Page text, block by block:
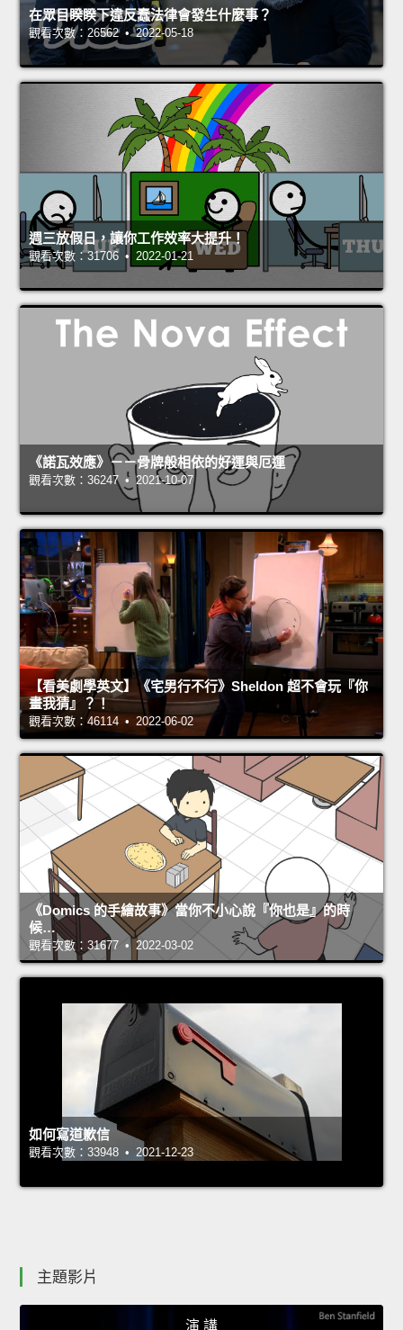
在眾目睽睽下違反蠢法律會發生什麼事？
觀看次數：26562 • 2022-05-18
週三放假日，讓你工作效率大提升！
觀看次數：31706 • 2022-01-21
《諾瓦效應》－－骨牌般相依的好運與厄運
觀看次數：36247 • 2021-10-07
【看美劇學英文】《宅男行不行》Sheldon 超不會玩『你
畫我猜』？！
觀看次數：46114 • 2022-06-02
《Domics 的手繪故事》當你不小心說『你也是』的時
候…
觀看次數：31677 • 2022-03-02
如何寫道歉信
觀看次數：33948 • 2021-12-23
主題影片
演 講